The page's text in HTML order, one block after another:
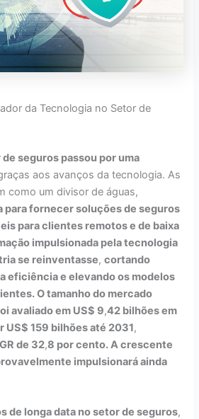
da Tecnologia no Setor de
seguros passou por uma
aos avanços da tecnologia. As
como um divisor de águas,
fornecer soluções de seguros
para clientes remotos e de baixa
impulsionada pela tecnologia
se reinventasse,cortando
eficiência e elevando os modelos
O tamanho do mercado
avaliado em US$ 9,42 bilhões em
US$ 159 bilhões até 2031,
de 32,8 por cento. A crescente
impulsionará ainda
de longa data no setor de seguros,